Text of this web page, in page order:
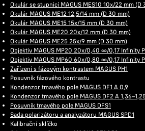
Okulár se stupnicí MAGUS MES10 10х/22 mm (D
Okulár MAGUS ME12 12,5/14 mm (D 30 mm)
Okulár MAGUS ME15 15x/15 mm (D 30 mm)
Okulár MAGUS ME20 20х/12 mm (D 30 mm)
Okulár MAGUS ME25 25х/9 mm (D 30 mm)
Objektiv MAGUS MP20 20х/0,40 ∞/0,17 Infinity
Objektiv MAGUS MP60 60х/0,80 ∞/0,17 Infinity
Zařízení s fázovým kontrastem MAGUS PH1
Posuvník fázového kontrastu
Kondenzor tmavého pole MAGUS DF1 A 0,9
Kondenzor tmavého pole MAGUS DF2 A
Posuvník tmavého pole MAGUS DFS1
Sada polarizátoru a analyzátoru MAGUS SPD1
Kalibrační sklíčko